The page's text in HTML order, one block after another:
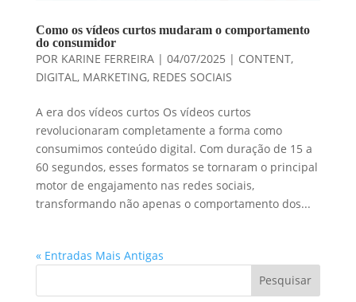
Como os vídeos curtos mudaram o comportamento
do consumidor
POR KARINE FERREIRA| 04/07/2025 | CONTENT,
DIGITAL , MARKETING, REDES SOCIAIS
A era dos vídeos curtos Os vídeos curtos
revolucionaram completamente a forma como
consumimos conteúdo digital. Com duração de 15 a
60 segundos, esses formatos se tornaram o principal
motor de engajamento nas redes sociais,
transformando não apenas o comportamento dos...
« Entradas Mais Antigas
Pesquisar